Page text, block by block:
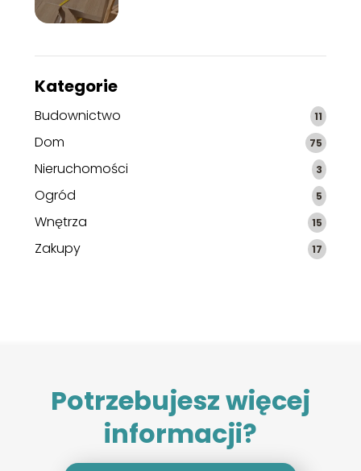
Kategorie
Budownictwo 11
Dom 75
Nieruchomości 3
Ogród 5
Wnętrza 15
Zakupy 17
Potrzebujesz więcej
informacji?